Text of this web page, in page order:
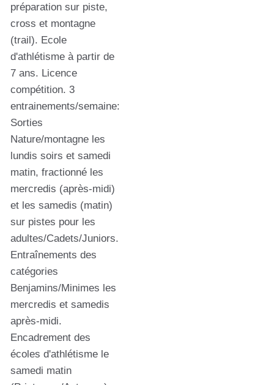
préparation sur piste,
cross et montagne
(trail). Ecole
d'athlétisme à partir de
7 ans. Licence
compétition. 3
entrainements/semaine:
Sorties
Nature/montagne les
lundis soirs et samedi
matin, fractionné les
mercredis (après-midi)
et les samedis (matin)
sur pistes pour les
adultes/Cadets/Juniors.
Entraînements des
catégories
Benjamins/Minimes les
mercredis et samedis
après-midi.
Encadrement des
écoles d'athlétisme le
samedi matin